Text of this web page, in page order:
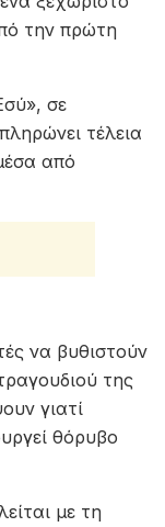
την πρώτη
σε
τέλεια
από
να βυθιστούν
της
γιατί
θόρυβο
με τη